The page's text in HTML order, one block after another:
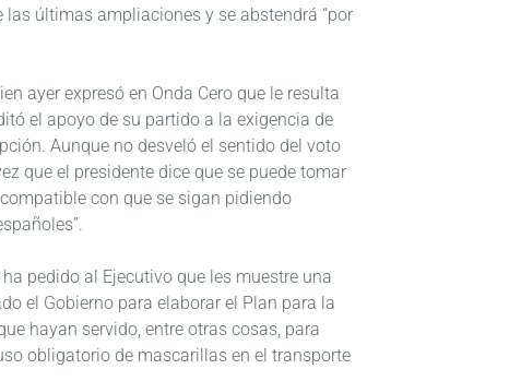
últimas ampliaciones y se abstendrá “por
ayer expresó en Onda Cero que le resulta
el apoyo de su partido a la exigencia de
Aunque no desveló el sentido del voto
que el presidente dice que se puede tomar
con que se sigan pidiendo
pedido al Ejecutivo que les muestre una
el Gobierno para elaborar el Plan para la
hayan servido, entre otras cosas, para
obligatorio de mascarillas en el transporte